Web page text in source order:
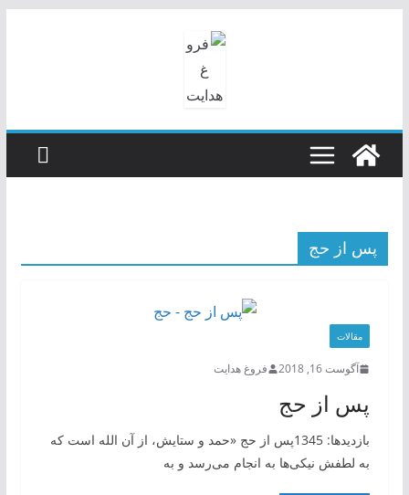
پس از حج
مقالات
آگوست 16, 2018 فروغ هدایت
پس از حج
بازدیدها: 1345پس از حج «حمد و ستایش، از آن الله است که
به لطفش نیکی‌ها به انجام می‌رسد و به